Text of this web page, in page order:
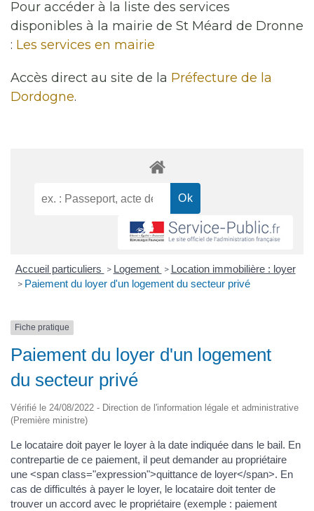
Pour accéder à la liste des services
disponibles à la mairie de St Méard de Dronne
: Les services en mairie
Accès direct au site de la Préfecture de la
Dordogne.
Accueil particuliers > Logement > Location immobilière : loyer
> Paiement du loyer d'un logement du secteur privé
Fiche pratique
Paiement du loyer d'un logement
du secteur privé
Vérifié le 24/08/2022 - Direction de l'information légale et administrative
(Première ministre)
Le locataire doit payer le loyer à la date indiquée dans le bail. En
contrepartie de ce paiement, il peut demander au propriétaire
une <span class="expression">quittance de loyer</span>. En
cas de difficultés à payer le loyer, le locataire doit tenter de
trouver un accord avec le propriétaire (exemple : paiement